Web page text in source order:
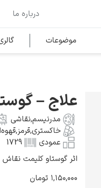
درباره ما
موضوعات
علاج –
مدرنیسم,نقاشی
خاکستری,قرمز,
عمودی
1729
اثر گوستاو کلیمت نقاش
۱,۱۵۰,۰۰۰ تومان